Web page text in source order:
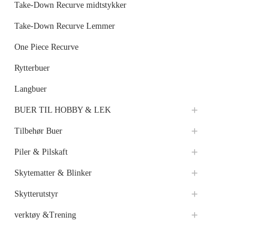
Take-Down Recurve midtstykker
Take-Down Recurve Lemmer
One Piece Recurve
Rytterbuer
Langbuer
BUER TIL HOBBY & LEK
Tilbehør Buer
Piler & Pilskaft
Skytematter & Blinker
Skytterutstyr
verktøy &Trening